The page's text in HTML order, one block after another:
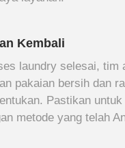
Kembali
laundry selesai, tim
pakaian bersih dan
Pastikan
metode yang telah